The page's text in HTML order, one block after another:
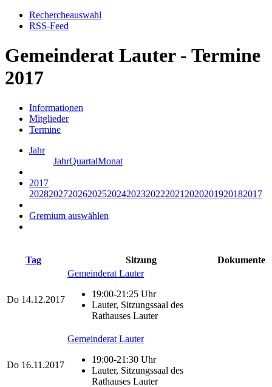
Rechercheauswahl
RSS-Feed
Gemeinderat Lauter - Termine
2017
Informationen
Mitglieder
Termine
Jahr
JahrQuartalMonat
2017
20282027202620252024202320222021 2020201920182017
Gremium auswählen
Tag Sitzung Dokumente
Do 14.12.2017
Gemeinderat Lauter
19:00-21:25 Uhr
Lauter, Sitzungssaal des
Rathauses Lauter
Do 16.11.2017
Gemeinderat Lauter
19:00-21:30 Uhr
Lauter, Sitzungssaal des
Rathauses Lauter